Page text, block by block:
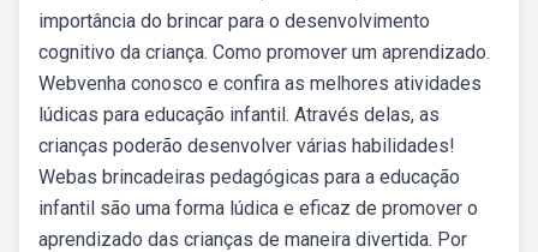
importância do brincar para o desenvolvimento
cognitivo da criança. Como promover um aprendizado.
Webvenha conosco e confira as melhores atividades
lúdicas para educação infantil. Através delas, as
crianças poderão desenvolver várias habilidades!
Webas brincadeiras pedagógicas para a educação
infantil são uma forma lúdica e eficaz de promover o
aprendizado das crianças de maneira divertida. Por